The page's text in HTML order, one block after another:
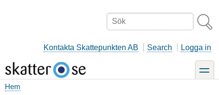
Sök
Kontakta Skattepunkten AB Search Logga in
toggle
Hem